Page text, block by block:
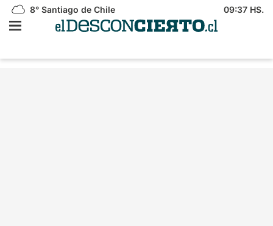
8° Santiago de Chile 09:37 HS.